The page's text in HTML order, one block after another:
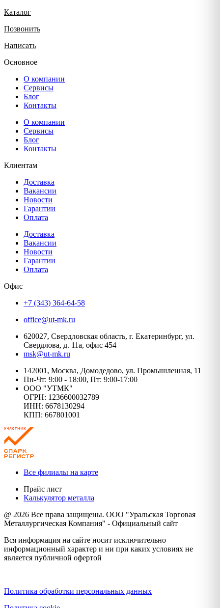
Каталог
Позвонить
Написать
Основное
О компании
Сервисы
Блог
Контакты
О компании
Сервисы
Блог
Контакты
Клиентам
Доставка
Вакансии
Новости
Гарантии
Оплата
Доставка
Вакансии
Новости
Гарантии
Оплата
Офис
+7 (343) 364-64-58
office@ut-mk.ru
620027, Свердловская область, г. Екатеринбург, ул.
Свердлова, д. 11а, офис 454
msk@ut-mk.ru
142001, Москва, Домодедово, ул. Промышленная, 11
Пн-Чт: 9:00 - 18:00, Пт: 9:00-17:00
ООО "УТМК"
ОГРН: 1236600032789
ИНН: 6678130294
КПП: 667801001
Все филиалы на карте
Прайс лист
Калькулятор металла
@ 2026 Все права защищены. ООО "Уральская Торговая
Металлургическая Компания" - Официальный сайт
Вся информация на сайте носит исключительно
информационный характер и ни при каких условиях не
является публичной офертой
Политика обработки персональных данных